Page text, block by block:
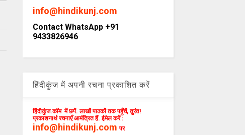
info@hindikunj.com
Contact WhatsApp +91
9433826946
हिंदीकुंज में अपनी रचना प्रकाशित करें
हिंदीकुंज.कॉम में छपें. लाखों पाठकों तक पहुँचें, तुरंत!
प्रकाशनार्थ रचनाएँ आमंत्रित हैं. ईमेल करें :
info@hindikunj.com पर